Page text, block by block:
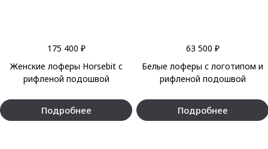
175 400 ₽
Женские лоферы Horsebit с
рифленой подошвой
Подробнее
63 500 ₽
Белые лоферы с логотипом и
рифленой подошвой
Подробнее